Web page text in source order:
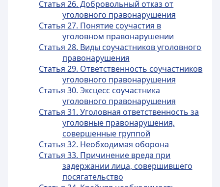
Статья 26. Добровольный отказ от
уголовного правонарушения
Статья 27. Понятие соучастия в
уголовном правонарушении
Статья 28. Виды соучастников уголовного
правонарушения
Статья 29. Ответственность соучастников
уголовного правонарушения
Статья 30. Эксцесс соучастника
уголовного правонарушения
Статья 31. Уголовная ответственность за
уголовные правонарушения,
совершенные группой
Статья 32. Необходимая оборона
Статья 33. Причинение вреда при
задержании лица, совершившего
посягательство